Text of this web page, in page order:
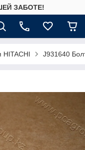
ЗАБОТЕ!
HITACHI J931640